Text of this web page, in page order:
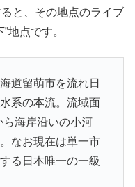
と、その地点のライブ
地点です。
道留萌市を流れ日
系の本流。流域面
ら海岸沿いの小河
なお現在は単一市
る日本唯一の一級